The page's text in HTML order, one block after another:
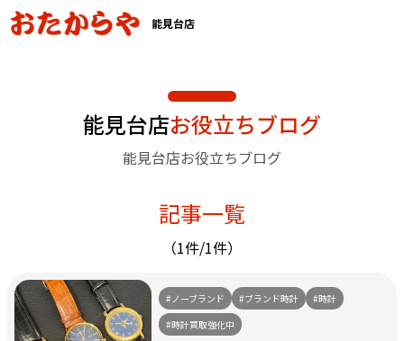
能見台店
能見台店お役立ちブログ
能見台店お役立ちブログ
記事一覧
（1件/1件）
#ノーブランド #ブランド時計
#時計
#時計買取強化中